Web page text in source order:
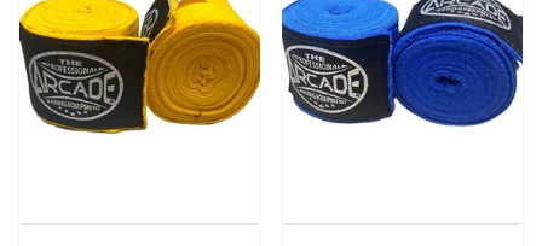
Рекомендуем перейти в каталог, чтобы
самостоятельно ознакомиться с доступными для
заказа товарами. Осуществляется быстрая
доставка покупок по Чите.